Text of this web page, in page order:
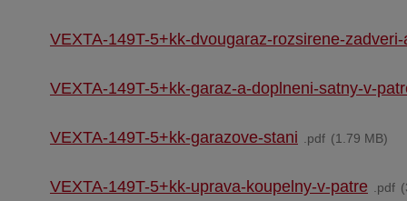
VEXTA-149T-5+kk-dvougaraz-rozsirene-
VEXTA-149T-5+kk-garaz-a-doplneni-satny-v-
VEXTA-149T-5+kk-garazove-stani pdf 1.79 MB
VEXTA-149T-5+kk-uprava-koupelny-v-patre pdf